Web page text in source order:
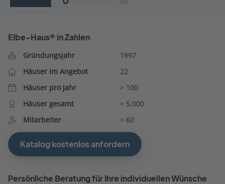
Elbe-Haus® in Zahlen
Gründungsjahr
1997
Häuser im Angebot
22
Häuser pro Jahr
> 100
Häuser gesamt
> 5.000
Mitarbeiter
> 60
Katalog kostenlos anfordern
Persönliche Beratung für Ihre individuellen Wünsche